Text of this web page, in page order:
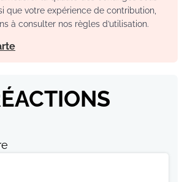
que votre expérience de contribution,
à consulter nos règles d’utilisation.